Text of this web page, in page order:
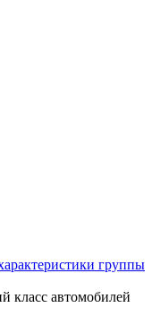
группы
класс автомобилей